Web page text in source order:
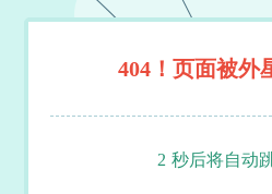
404！页面被外
2 秒后将自动